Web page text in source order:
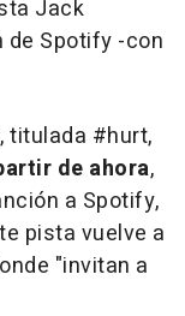
Jack
Spotify -con
titulada #hurt,
de ahora,
a Spotify,
pista vuelve a
"invitan a